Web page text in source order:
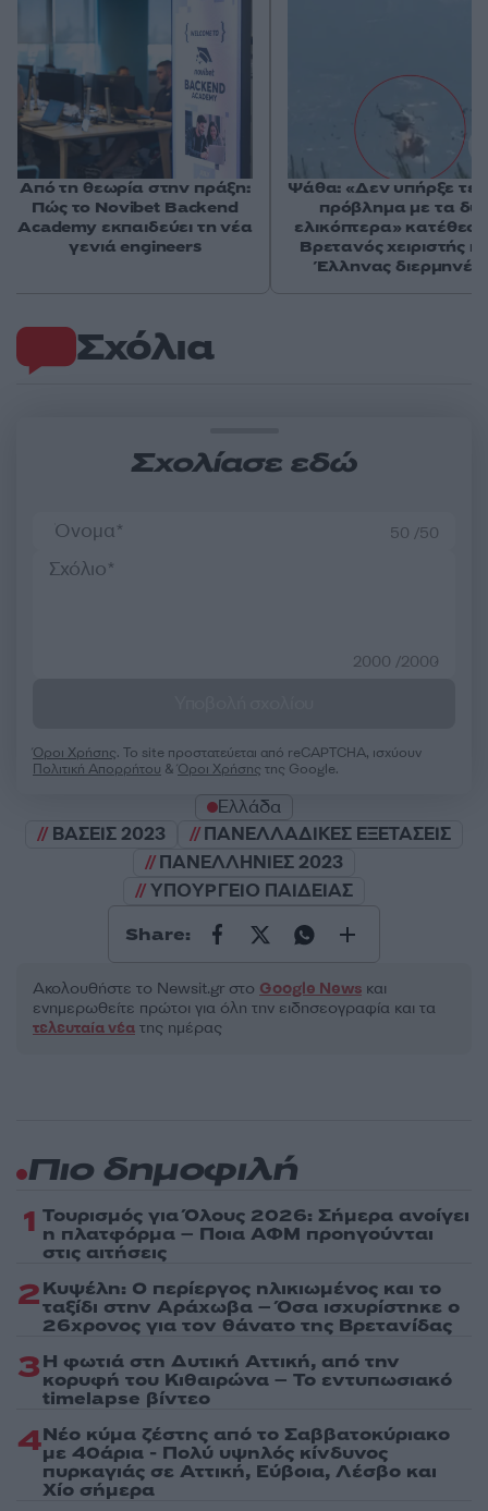
Σχόλια
Σχολίασε εδώ
50 /50
2000 /2000
Όροι Χρήσης. Το site προστατεύεται από reCAPTCHA, ισχύουν
Πολιτική Απορρήτου &Όροι Χρήσης της Google.
Ελλάδα
ΒΑΣΕΙΣ 2023
ΠΑΝΕΛΛΑΔΙΚΕΣ ΕΞΕΤΑΣΕΙΣ
ΠΑΝΕΛΛΗΝΙΕΣ 2023
ΥΠΟΥΡΓΕΙΟ ΠΑΙΔΕΙΑΣ
Share:
Ακολουθήστε το Νewsit.gr στο Google News και
ενημερωθείτε πρώτοι για όλη την ειδησεογραφία και τα
τελευταία νέα της ημέρας
Από τη θεωρία στην πράξη:
Πώς το Novibet Backend
Academy εκπαιδεύει τη νέα
γενιά engineers
Ψάθα: «Δεν υπήρξε
πρόβλημα με τα
ελικόπτερα»
Βρετανός χειριστής
Έλληνας
Πιο δημοφιλή
1 Τουρισμός για Όλους 2026: Σήμερα ανοίγει
η πλατφόρμα – Ποια ΑΦΜ προηγούνται
στις αιτήσεις
2Κυψέλη: Ο περίεργος ηλικιωμένος και το
ταξίδι στην Αράχωβα – Όσα ισχυρίστηκε ο
26χρονος για τον θάνατο της Βρετανίδας
3Η φωτιά στη Δυτική Αττική, από την
κορυφή του Κιθαιρώνα – Το εντυπωσιακό
timelapse βίντεο
4Νέο κύμα ζέστης από το Σαββατοκύριακο
με 40άρια - Πολύ υψηλός κίνδυνος
πυρκαγιάς σε Αττική, Εύβοια, Λέσβο και
Χίο σήμερα